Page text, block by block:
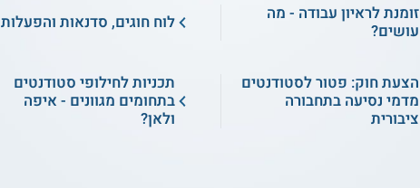
זומנת לראיון עבודה - מה
עושים?
לוח חוגים, סדנאות והפעלות
הצעת חוק: פטור לסטודנטים
מדמי נסיעה בתחבורה
ציבורית
תכניות לחילופי סטודנטים
בתחומים מגוונים - איפה
ולאן?